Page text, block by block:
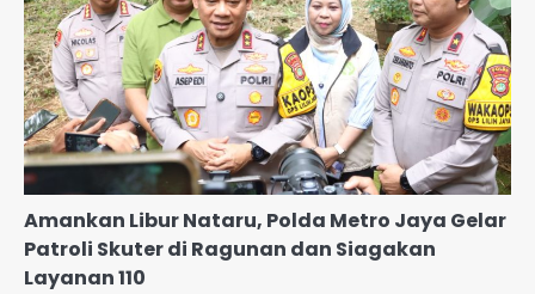
Amankan Libur Nataru, Polda Metro Jaya Gelar
Patroli Skuter di Ragunan dan Siagakan
Layanan 110